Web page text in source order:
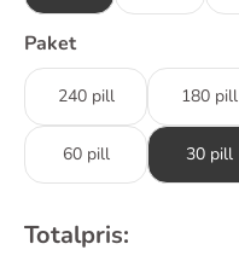
Paket
240 pill 180 pill
60 pill 30 pill
Totalpris: